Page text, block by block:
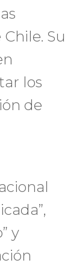
Su
los
de
y